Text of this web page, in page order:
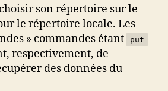
son répertoire sur le
le répertoire locale. Les
» commandes étant
put
respectivement, de
des données du